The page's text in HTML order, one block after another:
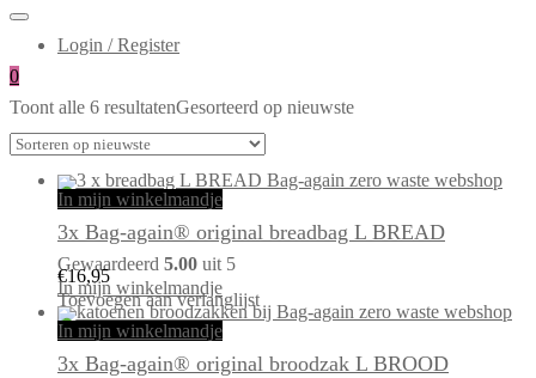
Login / Register
0
Toont alle 6 resultatenGesorteerd op nieuwste
In mijn winkelmandje
3x Bag-again® original breadbag L BREAD
Gewaardeerd 5.00 uit 5
€16,95
In mijn winkelmandje
Toevoegen aan verlanglijst
In mijn winkelmandje
3x Bag-again® original broodzak L BROOD